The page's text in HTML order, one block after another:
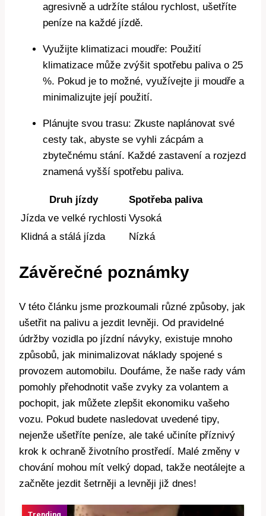
agresivně a udržíte stálou rychlost, ušetříte
peníze na každé jízdě.
Využijte klimatizaci moudře: Použití
klimatizace může zvýšit spotřebu paliva o 25
%. Pokud je to možné, využívejte ji moudře a
minimalizujte její použití.
Plánujte svou trasu: Zkuste naplánovat své
cesty tak, abyste se vyhli zácpám a
zbytečnému stání. Každé zastavení a rozjezd
znamená vyšší spotřebu paliva.
Druh jízdy
Spotřeba paliva
Jízda ve velké rychlosti Vysoká
Klidná a stálá jízda
Nízká
Závěrečné poznámky
V této článku jsme prozkoumali různé způsoby, jak
ušetřit na palivu a jezdit levněji. Od pravidelné
údržby vozidla po jízdní návyky, existuje mnoho
způsobů, jak minimalizovat náklady spojené s
provozem automobilu. Doufáme, že naše rady vám
pomohly přehodnotit vaše zvyky za volantem a
pochopit, jak můžete zlepšit ekonomiku vašeho
vozu. Pokud budete nasledovat uvedené tipy,
nejenže ušetříte peníze, ale také učiníte příznivý
krok k ochraně životního prostředí. Malé změny v
chování mohou mít velký dopad, takže neotálejte a
začněte jezdit šetrněji a levněji již dnes!